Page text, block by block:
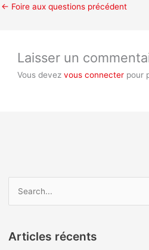
← Foire aux questions précédent
Laisser un
Vous devezvous connecter pour
h
Articles récents